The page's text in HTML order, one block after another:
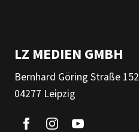
LZ MEDIEN GMBH
Bernhard Göring Straße 152
04277 Leipzig